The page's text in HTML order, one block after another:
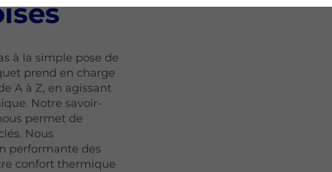
à la simple pose de
prend en charge
A à Z, en agissant
Notre savoir-
permet de
Nous
performante des
confort thermique